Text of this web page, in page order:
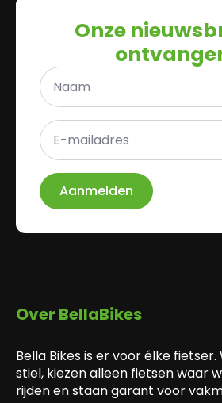
Onze
Naam
E-
mailadres
*
Aanmelden
Over BellaBikes
Bella Bikes is er voor élke
stiel, kiezen alleen fietsen waar
rijden en staan garant voor